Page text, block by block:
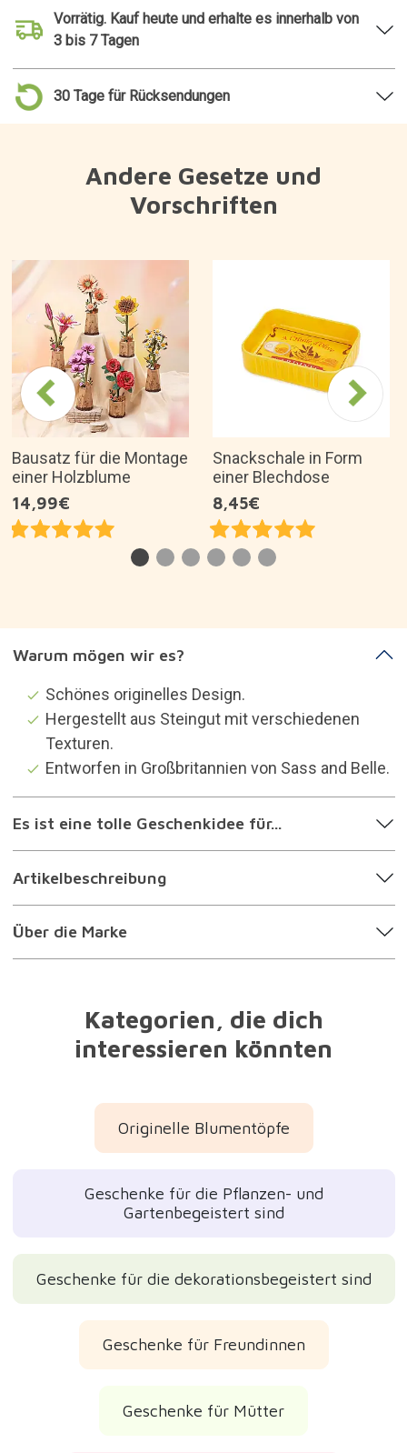
Vorrätig. Kauf heute und erhalte es innerhalb von
3 bis 7 Tagen
30 Tage für Rücksendungen
Andere Gesetze und
Vorschriften
Bausatz für die Montage
einer Holzblume
14,99€
Snackschale in Form
einer Blechdose
8,45€
Warum mögen wir es?
Schönes originelles Design.
Hergestellt aus Steingut mit verschiedenen
Texturen.
Entworfen in Großbritannien von Sass and Belle.
Es ist eine tolle Geschenkidee für...
Artikelbeschreibung
Über die Marke
Kategorien, die dich
interessieren könnten
Originelle Blumentöpfe
Geschenke für die Pflanzen- und
Gartenbegeistert sind
Geschenke für die dekorationsbegeistert sind
Geschenke für Freundinnen
Geschenke für Mütter